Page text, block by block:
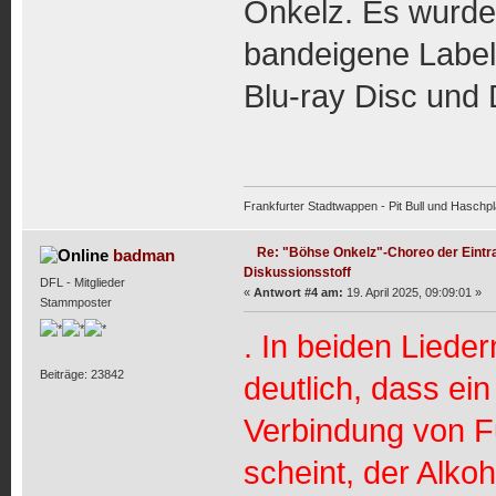
Onkelz. Es
bandeigene
Blu-ray Disc und
Frankfurter Stadtwappen - Pit Bull und
badman
DFL - Mitglieder
Stammposter
Beiträge: 23842
Re: "Böhse Onkelz"-Choreo der
Diskussionsstoff
« Antwort #4 am: 19. April 2025, 09:09:01 »
. In beiden
deutlich, dass
Verbindung von
scheint, der